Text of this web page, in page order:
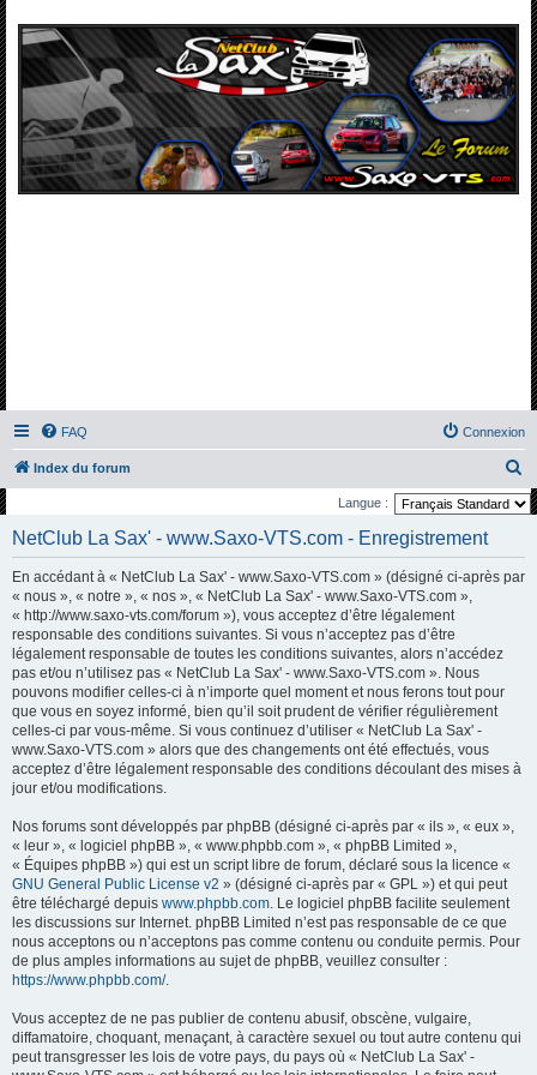
FAQ Connexion
Index du forum
e
Langue :
NetClub La Sax' - www.Saxo-VTS.com - Enregistrement
En accédant à « NetClub La Sax' - www.Saxo-VTS.com » (désigné ci-après par
« nous », « notre », « nos », « NetClub La Sax' - www.Saxo-VTS.com »,
« http://www.saxo-vts.com/forum »), vous acceptez d’être légalement
responsable des conditions suivantes. Si vous n’acceptez pas d’être
légalement responsable de toutes les conditions suivantes, alors n’accédez
pas et/ou n’utilisez pas « NetClub La Sax' - www.Saxo-VTS.com ». Nous
pouvons modifier celles-ci à n’importe quel moment et nous ferons tout pour
que vous en soyez informé, bien qu’il soit prudent de vérifier régulièrement
celles-ci par vous-même. Si vous continuez d’utiliser « NetClub La Sax' -
www.Saxo-VTS.com » alors que des changements ont été effectués, vous
acceptez d’être légalement responsable des conditions découlant des mises à
jour et/ou modifications.
Nos forums sont développés par phpBB (désigné ci-après par « ils », « eux »,
« leur », « logiciel phpBB », « www.phpbb.com », « phpBB Limited »,
« Équipes phpBB ») qui est un script libre de forum, déclaré sous la licence «
GNU General Public License v2 » (désigné ci-après par « GPL ») et qui peut
être téléchargé depuis www.phpbb.com. Le logiciel phpBB facilite seulement
les discussions sur Internet. phpBB Limited n’est pas responsable de ce que
nous acceptons ou n’acceptons pas comme contenu ou conduite permis. Pour
de plus amples informations au sujet de phpBB, veuillez consulter :
https://www.phpbb.com/.
Vous acceptez de ne pas publier de contenu abusif, obscène, vulgaire,
diffamatoire, choquant, menaçant, à caractère sexuel ou tout autre contenu qui
peut transgresser les lois de votre pays, du pays où « NetClub La Sax' -